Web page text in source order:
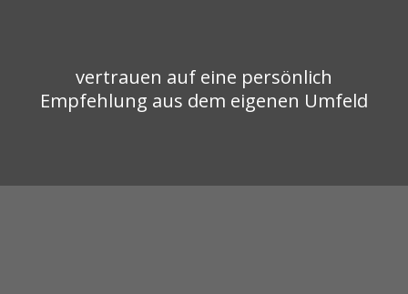
vertrauen auf eine persönlich
Empfehlung aus dem eigenen Umfeld